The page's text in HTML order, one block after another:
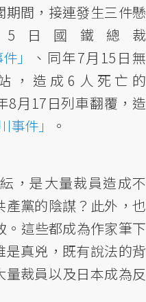
間，接連發生三件懸
5日國鐵總裁
」
、同年7月15日無
，造成6人死亡的
8月17日列車翻覆，造
事件」 。
，是大量裁員造成不
黨的陰謀？此外，也
。這些都成為作家筆下
真兇，既有說法的背
裁員以及日本成為反